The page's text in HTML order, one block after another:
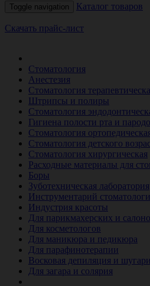
Toggle navigation Каталог товаров
Скачать прайс-лист
Стоматология
Анестезия
Стоматология
Штрипсы и полиры
Стоматология
Гигиена полости рта и
Стоматология
Стоматология детского
Стоматология хирургическая
Расходные материалы для
Боры
Зуботехническая лаборатория
Инструментарий
Индустрия красоты
Для парикмахерских и
Для косметологов
Для маникюра и педикюра
Для парафинотерапии
Восковая депиляция и
Для загара и солярия